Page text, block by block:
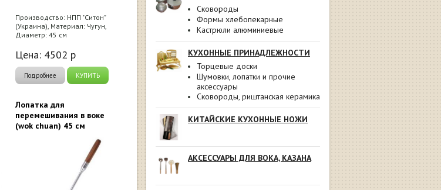
Сковороды
Формы хлебопекарные
Кастрюли алюминиевые
КУХОННЫЕ ПРИНАДЛЕЖНОСТИ
Торцевые доски
Шумовки, лопатки и прочие
аксессуары
Сковороды, риштанская керамика
КИТАЙСКИЕ КУХОННЫЕ НОЖИ
АКСЕССУАРЫ ДЛЯ ВОКА, КАЗАНА
Производство: НПП "Ситон"
(Украина), Материал: Чугун,
Диаметр: 45 см
Цена: 4502 р
Подробнее КУПИТЬ
Лопатка для
перемешивания в воке
(wok chuan) 45 см